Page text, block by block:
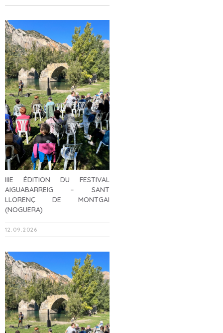
IIIE ÉDITION DU FESTIVAL
AIGUABARREIG – SANT
LLORENÇ DE MONTGAI
(NOGUERA)
12.09.2026